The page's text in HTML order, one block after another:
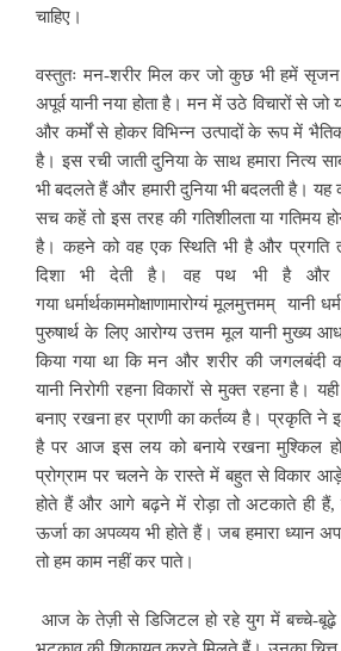
चाहिए।
वस्तुतः मन-शरीर मिल कर जो कुछ भी हमें
अपूर्व यानी नया होता है। मन में उठे विचारों से जो
और कर्मों से होकर विभिन्न उत्पादों के रूप में
है। इस रची जाती दुनिया के साथ हमारा नित्य
भी बदलते हैं और हमारी दुनिया भी बदलती है।
सच कहें तो इस तरह की गतिशीलता या गतिमय
है। कहने को वह एक स्थिति भी है और प्रगति
दिशा भी देती है। वह पथ भी है और
गया धर्मार्थकाममोक्षाणामारोग्यं मूलमुत्तमम् यानी
पुरुषार्थ के लिए आरोग्य उत्तम मूल यानी मुख्य
किया गया था कि मन और शरीर की जगलबंदी
यानी निरोगी रहना विकारों से मुक्त रहना है।
बनाए रखना हर प्राणी का कर्तव्य है। प्रकृति ने
है पर आज इस लय को बनाये रखना मुश्किल हो
प्रोग्राम पर चलने के रास्ते में बहुत से विकार
होते हैं और आगे बढ़ने में रोड़ा तो अटकाते ही हैं,
ऊर्जा का अपव्यय भी होते हैं। जब हमारा ध्यान
तो हम काम नहीं कर पाते।
आज के तेज़ी से डिजिटल हो रहे युग में बच्चे-बूढ़े